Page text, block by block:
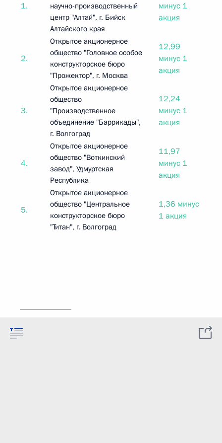
1.
научно-производственный
центр "Алтай", г. Бийск
Алтайского края
минус 1
акция
2.
Открытое акционерное
общество "Головное особое
конструкторское бюро
"Прожектор", г. Москва
12,99
минус 1
акция
3.
Открытое акционерное
общество
"Производственное
объединение "Баррикады",
г. Волгоград
12,24
минус 1
акция
4.
Открытое акционерное
общество "Воткинский
завод", Удмуртская
Республика
11,97
минус 1
акция
5.
Открытое акционерное
общество "Центральное
конструкторское бюро
"Титан", г. Волгоград
1,36 минус
1 акция